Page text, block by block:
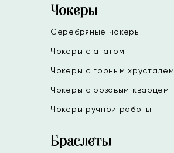
Чокеры
Серебряные чокеры
Чокеры с агатом
Чокеры с горным хрусталем
Чокеры с розовым кварцем
Чокеры ручной работы
Браслеты